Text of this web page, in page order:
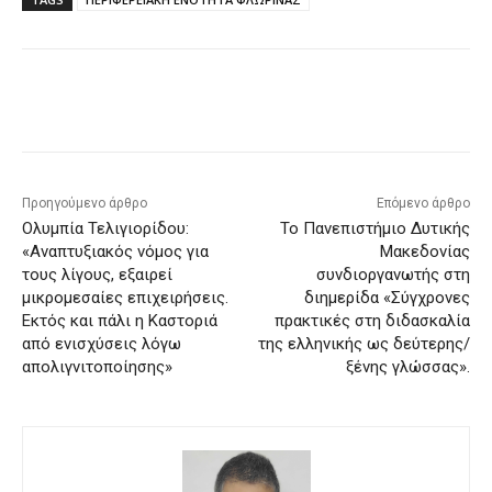
Προηγούμενο άρθρο
Ολυμπία Τελιγιορίδου:
«Αναπτυξιακός νόμος για
τους λίγους, εξαιρεί
μικρομεσαίες επιχειρήσεις.
Εκτός και πάλι η Καστοριά
από ενισχύσεις λόγω
απολιγνιτοποίησης»
Επόμενο άρθρο
Το Πανεπιστήμιο Δυτικής
Μακεδονίας
συνδιοργανωτής στη
διημερίδα «Σύγχρονες
πρακτικές στη διδασκαλία
της ελληνικής ως δεύτερης/
ξένης γλώσσας».